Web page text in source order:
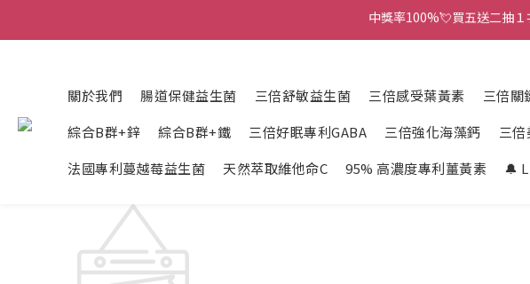
⚠️臉書近期「買一送一」及「通
中獎率100%💘買五送二抽
關於我們 腸道保健益生菌 三倍舒敏益生菌 三倍感受葉黃素 三倍關
綜合B群+鋅
綜合B群+鐵 三倍好眠專利GABA 三倍強化海藻鈣 三
法國專利蔓越莓益生菌
天然萃取維他命C 95% 高濃度專利薑黃素 🔔